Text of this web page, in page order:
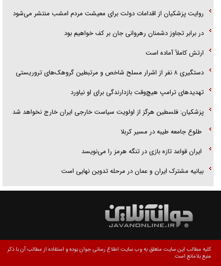
روایت پزشکیان از اقدامات دولت برای معیشت مردم امشب منتشر می‌شود
در برابر تجاوز دشمنان رهروانی جان بر کف خواهیم بود
ارتش کاملاً آماده است
دستگیری ۸ نفر از اشرار مسلح شاخص و مرتبطین گروهک‌های تروریستی
تهدید‌های ترامپ هیچ‌وقت بازدارندگی برای او نیاورد
پزشکیان: فلسطین هرگز از اولویت سیاست خارجی ایران خارج نخواهد شد
طلوع جامعه طیبه در مسیر کربلا
ایران قواعد تازه بازی در تنگه هرمز را می‌نویسد
بیانیه مشترک ایران و عمان در مرحله تدوین نهایی است
کلیه مطالب این سایت متعلق به وب سایت اطلاع رسانی جوان بوده و استفاده از مطالب آن با ذکر
منبع بلامانع است.